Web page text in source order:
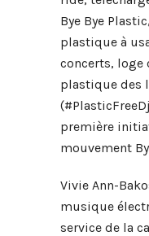
Bye Bye
plastique à
concerts, loge
plastique des
première
mouvement
Vivie Ann-
musique
service de la